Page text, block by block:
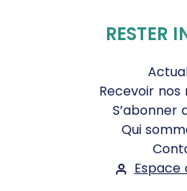
RESTER
Recevoir
S’abonner
Qui
Espace